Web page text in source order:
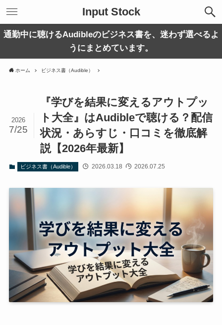
Input Stock
通勤中に聴けるAudibleのビジネス書を、迷わず選べるよ
うにまとめています。
ホーム ビジネス書（Audible）
『学びを結果に変えるアウトプッ
ト大全』はAudibleで聴ける？配信
状況・あらすじ・口コミを徹底解
説【2026年最新】
2026
7/25
ビジネス書（Audible） 2026.03.18 2026.07.25